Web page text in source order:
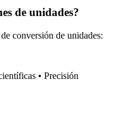
de unidades?
conversión de unidades:
• Precisión